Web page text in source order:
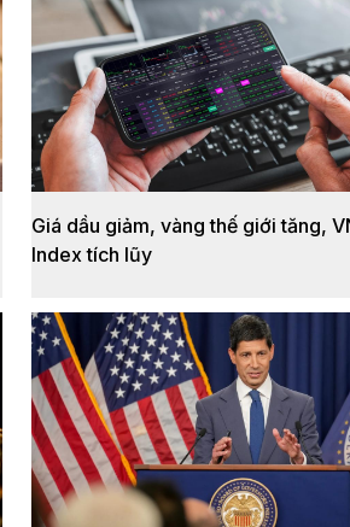
Giá dầu giảm, vàng thế giới tăng,
Index tích lũy